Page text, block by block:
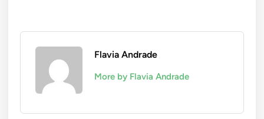
Flavia Andrade
More by Flavia Andrade